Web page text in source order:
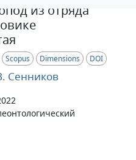
из отряда
Scopus Dimensions DOI
Сенников